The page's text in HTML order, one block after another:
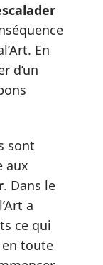
En
d’un
sont
aux
. Dans le
a
ce qui
en toute